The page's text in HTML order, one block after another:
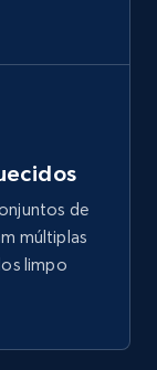
and
Now
de
múltiplas
limpo